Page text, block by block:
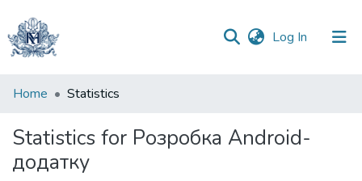
Log In (current)
Communities
Collections
All of DSpace
Home Statistics
Statistics for Розробка Android-
додатку